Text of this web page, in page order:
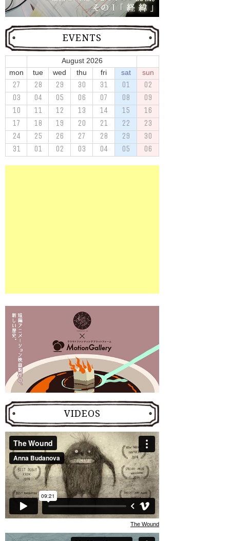
EVENTS
August 2026
mon
tue wed thu fri sat sun
27 28 29 30 31 01
02
03
04 05 06 07 08
09
10
11 12 13 14 15
16
17
18 19 20 21 22
23
24
25 26 27 28 29
30
31
01 02 03 04 05 06
VIDEOS
The Wound